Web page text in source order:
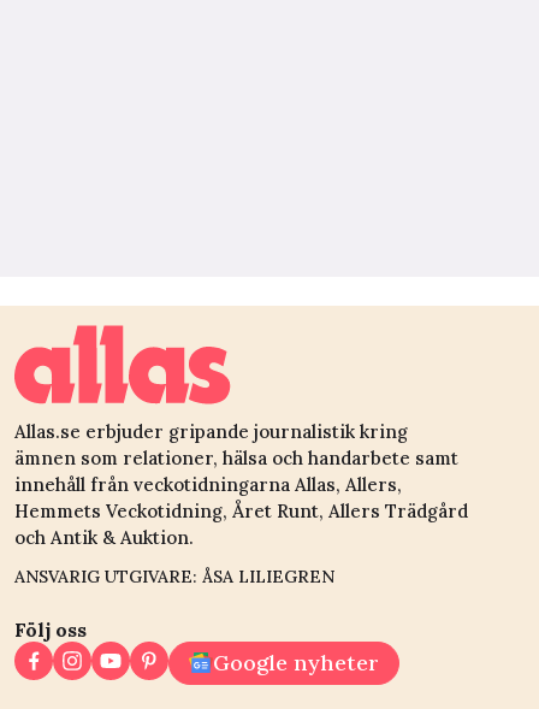
Allas.se erbjuder gripande journalistik kring
ämnen som relationer, hälsa och handarbete samt
innehåll från veckotidningarna Allas, Allers,
Hemmets Veckotidning, Året Runt, Allers Trädgård
och Antik & Auktion.
ANSVARIG UTGIVARE: ÅSA LILIEGREN
Följ oss
Google nyheter